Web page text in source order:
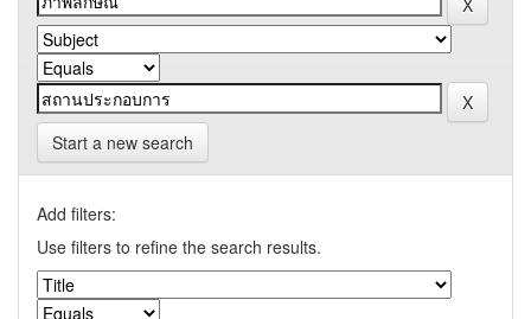
Start a new search
Add filters:
Use filters to refine the search results.